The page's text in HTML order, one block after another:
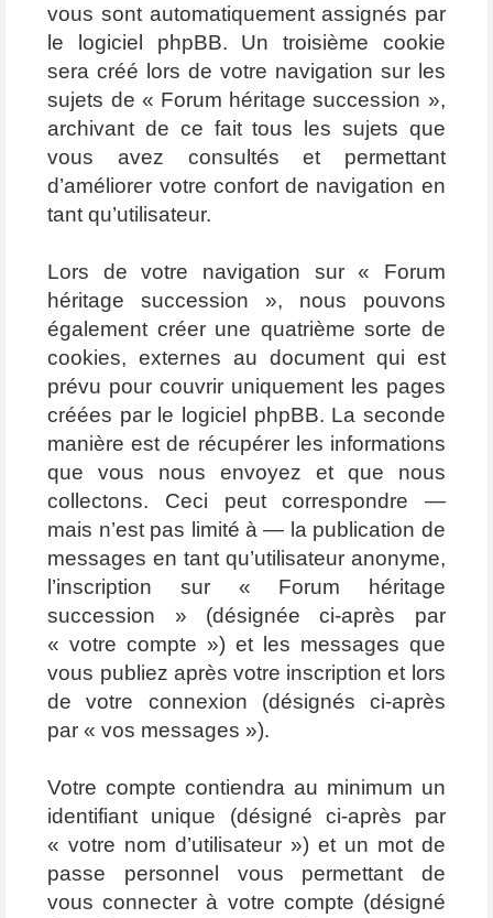
vous sont automatiquement assignés par
le logiciel phpBB. Un troisième cookie
sera créé lors de votre navigation sur les
sujets de « Forum héritage succession »,
archivant de ce fait tous les sujets que
vous avez consultés et permettant
d’améliorer votre confort de navigation en
tant qu’utilisateur.
Lors de votre navigation sur « Forum
héritage succession », nous pouvons
également créer une quatrième sorte de
cookies, externes au document qui est
prévu pour couvrir uniquement les pages
créées par le logiciel phpBB. La seconde
manière est de récupérer les informations
que vous nous envoyez et que nous
collectons. Ceci peut correspondre —
mais n’est pas limité à — la publication de
messages en tant qu’utilisateur anonyme,
l’inscription sur « Forum héritage
succession » (désignée ci-après par
« votre compte ») et les messages que
vous publiez après votre inscription et lors
de votre connexion (désignés ci-après
par « vos messages »).
Votre compte contiendra au minimum un
identifiant unique (désigné ci-après par
« votre nom d’utilisateur ») et un mot de
passe personnel vous permettant de
vous connecter à votre compte (désigné